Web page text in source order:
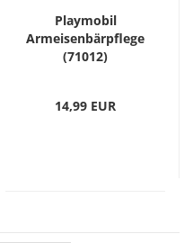
Playmobil
Armeisenbärpflege
(71012)
14,99 EUR